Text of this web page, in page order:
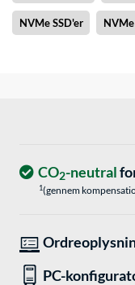
NVMe SSD'er
CO2-neutral
1(gennem
PC-